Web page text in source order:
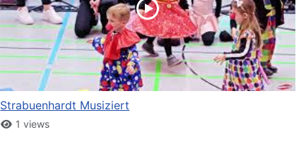
Strabuenhardt Musiziert
1 views